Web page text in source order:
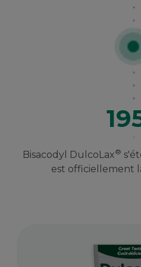
Bisacodyl DulcoLax®
est officiellement